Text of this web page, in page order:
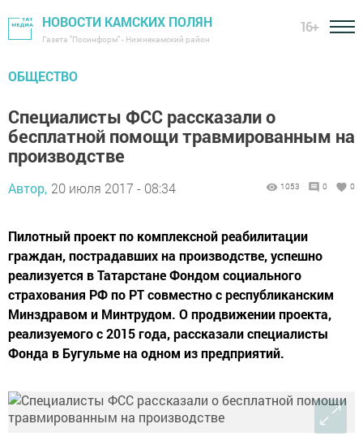
НОВОСТИ КАМСКИХ ПОЛЯН
Газета "Посинформ" - Нижнекамский район
16+
ОБЩЕСТВО
Специалисты ФСС рассказали о
бесплатной помощи травмированным на
производстве
Автор, 20 июля 2017 - 08:34 1053 0 0
Пилотный проект по комплексной реабилитации
граждан, пострадавших на производстве, успешно
реализуется в Татарстане Фондом социального
страхования РФ по РТ совместно с республиканским
Минздравом и Минтрудом. О продвижении проекта,
реализуемого с 2015 года, рассказали специалисты
Фонда в Бугульме на одном из предприятий.